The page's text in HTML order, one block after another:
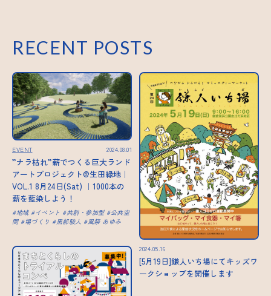
RECENT POSTS
EVENT 2024.08.01
”ナラ枯れ”薪でつくる巨大ランド
アートプロジェクト@生田緑地｜
VOL.1 8月24日(Sat) ｜1000本の
薪を藍染しよう！
地域 イベント 共創・参加型
公共空
間
場づくり 黒部駿人 風祭 あゆみ
2024.05.16
[5月19日]鎌人いち場にてキッズワ
ークショップを開催します